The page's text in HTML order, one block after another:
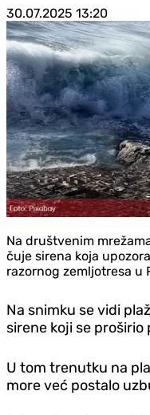
30.07.2025 13:20
Na društvenim
čuje sirena koja
razornog zemljotresa u
Na snimku se vidi
sirene koji se
U tom trenutku na
more već postalo